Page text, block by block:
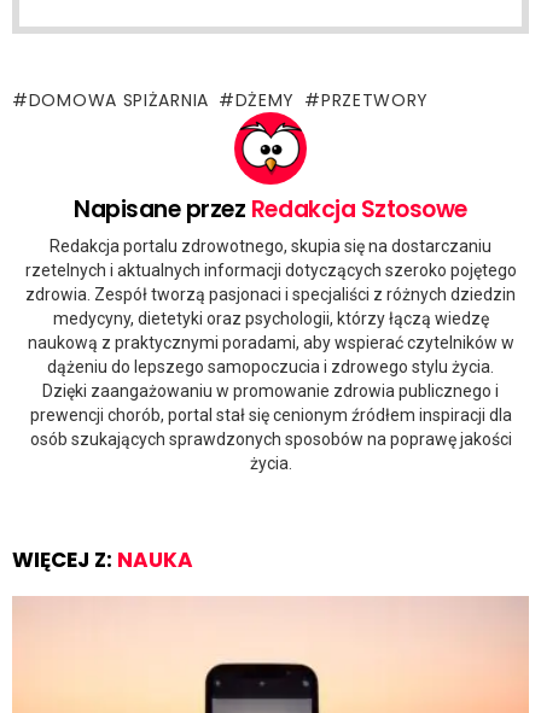
DOMOWA SPIŻARNIA DŻEMY PRZETWORY
Napisane przez Redakcja Sztosowe
Redakcja portalu zdrowotnego, skupia się na dostarczaniu
rzetelnych i aktualnych informacji dotyczących szeroko pojętego
zdrowia. Zespół tworzą pasjonaci i specjaliści z różnych dziedzin
medycyny, dietetyki oraz psychologii, którzy łączą wiedzę
naukową z praktycznymi poradami, aby wspierać czytelników w
dążeniu do lepszego samopoczucia i zdrowego stylu życia.
Dzięki zaangażowaniu w promowanie zdrowia publicznego i
prewencji chorób, portal stał się cenionym źródłem inspiracji dla
osób szukających sprawdzonych sposobów na poprawę jakości
życia.
WIĘCEJ Z: NAUKA